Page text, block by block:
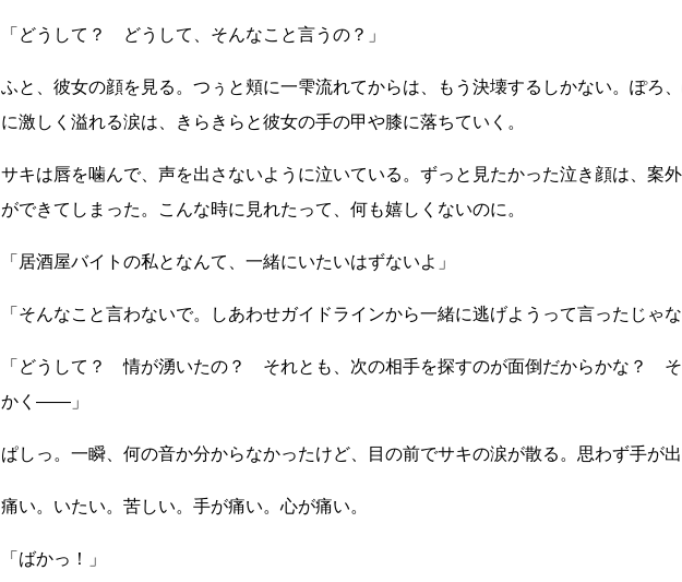
「どうして？ どうして、そんなこと言うの？」
ふと、彼女の顔を見る。つぅと頬に一雫流れてからは、もう決壊するしかない。ぽろ
に激しく溢れる涙は、きらきらと彼女の手の甲や膝に落ちていく。
サキは唇を噛んで、声を出さないように泣いている。ずっと見たかった泣き顔は、案
ができてしまった。こんな時に見れたって、何も嬉しくないのに。
「居酒屋バイトの私となんて、一緒にいたいはずないよ」
「そんなこと言わないで。しあわせガイドラインから一緒に逃げようって言ったじゃな
「どうして？ 情が湧いたの？ それとも、次の相手を探すのが面倒だからかな？ そ
かく ―― 」
ぱしっ。一瞬、何の音か分からなかったけど、目の前でサキの涙が散る。思わず手が出
痛い。いたい。苦しい。手が痛い。心が痛い。
「ばかっ！」